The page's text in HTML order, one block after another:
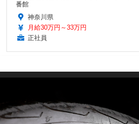
番館
神奈川県
月給30万円～33万円
正社員